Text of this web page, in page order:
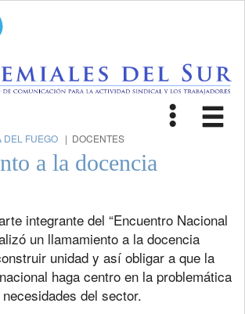
Toggle
DEL FUEGO | DOCENTES
a la docencia
integrante del “Encuentro Nacional
un llamamiento a la docencia
unidad y así obligar a que la
haga centro en la problemática
del sector.